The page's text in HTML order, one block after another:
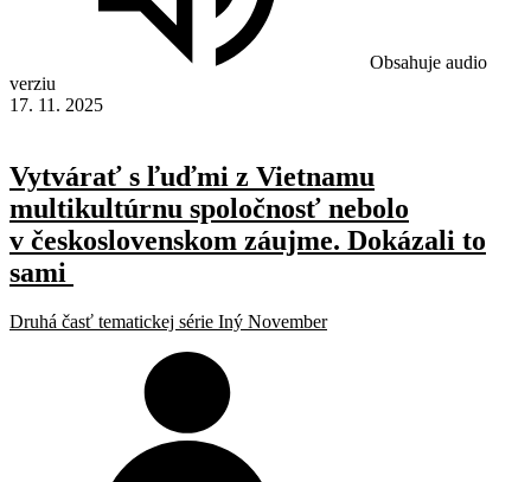
Obsahuje audio
verziu
17. 11. 2025
Vytvárať s ľuďmi z Vietnamu
multikultúrnu spoločnosť nebolo
v československom záujme. Dokázali to
sami
Druhá časť tematickej série Iný November